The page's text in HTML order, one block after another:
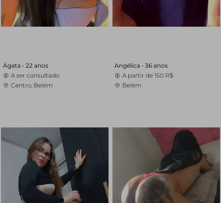
Ágata • 22 anos
A ser consultado
Centro, Belém
Angélica • 36 anos
A partir de 150 R$
Belém